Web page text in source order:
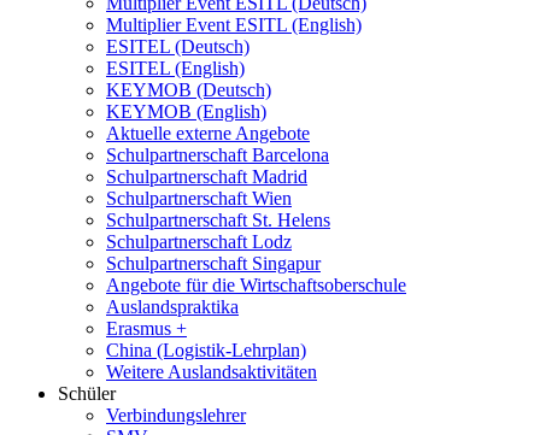
Multiplier Event ESITL (English)
ESITEL (Deutsch)
ESITEL (English)
KEYMOB (Deutsch)
KEYMOB (English)
Aktuelle externe Angebote
Schulpartnerschaft Barcelona
Schulpartnerschaft Madrid
Schulpartnerschaft Wien
Schulpartnerschaft St. Helens
Schulpartnerschaft Lodz
Schulpartnerschaft Singapur
Angebote für die Wirtschaftsoberschule
Auslandspraktika
Erasmus +
China (Logistik-Lehrplan)
Weitere Auslandsaktivitäten
Schüler
Verbindungslehrer